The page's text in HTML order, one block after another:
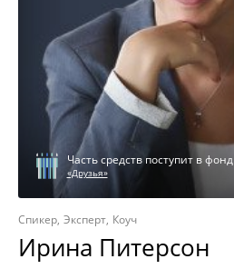
Часть средств поступит в фонд
«Друзья»
Спикер Эксперт Коуч
Ирина Питерсон